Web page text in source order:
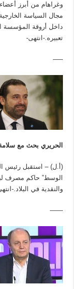
وغراهام من أبرز
مجال السياسة
داخل أروقة المؤسسة
تعبيره.-انتهى-
—–
الحريري بحث مع سلامة
(أ.ل) – استقبل رئيس
الوسط” حاكم مصرف
والنقدية في البلاد.-
——